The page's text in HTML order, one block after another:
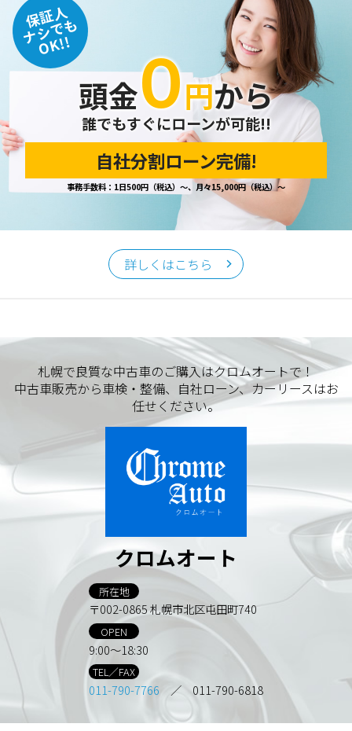
個人情報の訂正･削除・開示
ご本人から、登録されている個人情報について訂正・削除・
開示の請求があった場合は、迅速に対応いたします。
当ホームページが保有する個人情報の取り扱い、および訂
正・削除・開示等に関するお問い合わせ先は、以下の通りで
個人情報保護担当窓口
当社の「個人情報の取扱い」に関するお問い合わせは、下記
クロムオート
〒002-0865 札幌市北区屯田町740
TEL／011-790-7766FAX／011-790-6818
保証人
ナシでも
OK!!
頭金０円から
誰でもすぐにローンが可能!!
自社分割ローン完備!
事務手数料：1日500円（税込）～、月々15,000円（税込）～
詳しくはこちら
札幌で良質な中古車のご購入はクロムオートで！
中古車販売から車検・整備、自社ローン、カーリースはお
任せください。
クロムオート
所在地
〒002-0865 札幌市北区屯田町740
OPEN
9:00～18:30
TEL／FAX
011-790-7766 ／ 011-790-6818